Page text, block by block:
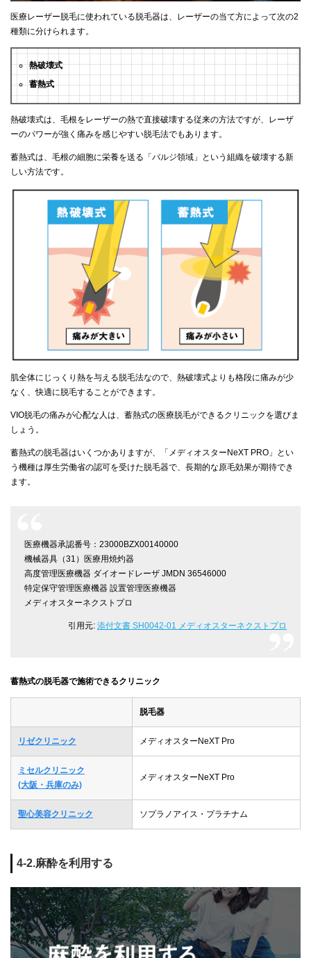
医療レーザー脱毛に使われている脱毛器は、レーザーの当て方によって次の2
種類に分けられます。
熱破壊式
蓄熱式
熱破壊式は、毛根をレーザーの熱で直接破壊する従来の方法ですが、レーザ
ーのパワーが強く痛みを感じやすい脱毛法でもあります。
蓄熱式は、毛根の細胞に栄養を送る「バルジ領域」という組織を破壊する新
しい方法です。
肌全体にじっくり熱を与える脱毛法なので、熱破壊式よりも格段に痛みが少
なく、快適に脱毛することができます。
VIO脱毛の痛みが心配な人は、蓄熱式の医療脱毛ができるクリニックを選びま
しょう。
蓄熱式の脱毛器はいくつかありますが、「メディオスターNeXT PRO」とい
う機種は厚生労働省の認可を受けた脱毛器で、長期的な原毛効果が期待でき
ます。
医療機器承認番号：23000BZX00140000
機械器具（31）医療用焼灼器
高度管理医療機器 ダイオードレーザ JMDN 36546000
特定保守管理医療機器 設置管理医療機器
メディオスターネクストプロ
引用元: 添付文書 SH0042-01 メディオスターネクストプロ
蓄熱式の脱毛器で施術できるクリニック
脱毛器
リゼクリニック メディオスターNeXT Pro
ミセルクリニック
(大阪・兵庫のみ)
メディオスターNeXT Pro
聖心美容クリニック ソプラノアイス・プラチナム
4-2.麻酔を利用する